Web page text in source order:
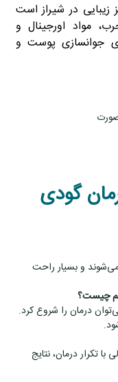
زیبایی در شیراز است
مواد اورجینال و
جوانسازی پوست و
گودی
و بسیار راحت
می‌توان درمان را شروع کرد.
با تکرار درمان، نتایج